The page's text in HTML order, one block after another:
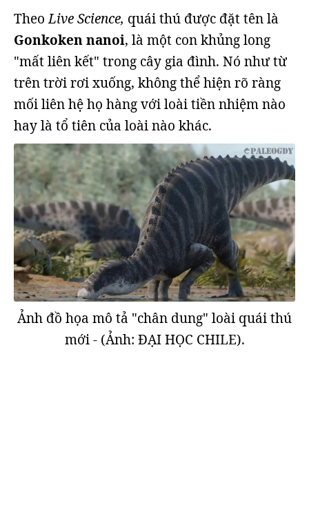
TheoLive Science, quái thú được đặt tên là
Gonkoken nanoi, là một con khủng long
"mất liên kết" trong cây gia đình. Nó như từ
trên trời rơi xuống, không thể hiện rõ ràng
mối liên hệ họ hàng với loài tiền nhiệm nào
hay là tổ tiên của loài nào khác.
Ảnh đồ họa mô tả "chân dung" loài quái thú
mới - (Ảnh: ĐẠI HỌC CHILE).